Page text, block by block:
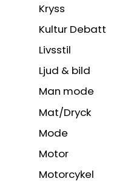
Kryss
Kultur Debatt
Livsstil
Ljud & bild
Man mode
Mat/Dryck
Mode
Motor
Motorcykel